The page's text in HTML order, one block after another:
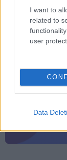
I want to
related to
user
Data
ΑΣΕΠ:
μόνο 2
ΑΣΕΠ:
μέρες